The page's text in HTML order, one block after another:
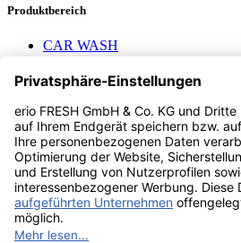
Produktbereich
CAR WASH
AEROTEC
Nayax Cashless
Pay with Me
Contact us
erio FRESH GmbH & Co. KG
Stader Landstr. 7
28719 Bremen